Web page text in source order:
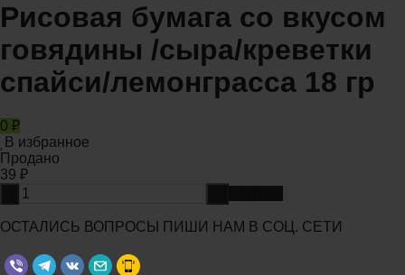
Рисовая бумага со вкусом
говядины /сыра/креветки
спайси/лемонграсса 18 гр
0 ₽
В избранное
Продано
39 ₽
ОСТАЛИСЬ ВОПРОСЫ ПИШИ НАМ В СОЦ. СЕТИ